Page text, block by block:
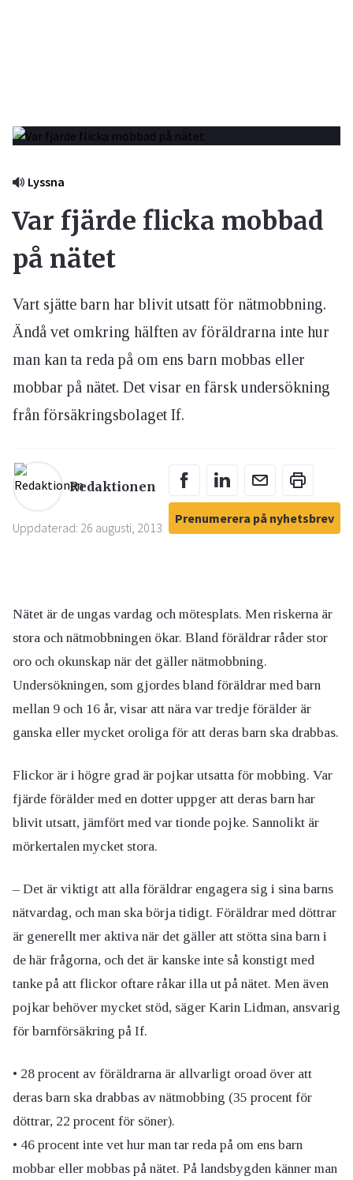
Lyssna
Var fjärde flicka mobbad
på nätet
Vart sjätte barn har blivit utsatt för nätmobbning.
Ändå vet omkring hälften av föräldrarna inte hur
man kan ta reda på om ens barn mobbas eller
mobbar på nätet. Det visar en färsk undersökning
från försäkringsbolaget If.
Redaktionen
Uppdaterad: 26 augusti, 2013
Prenumerera på nyhetsbrev
Nätet är de ungas vardag och mötesplats. Men riskerna är
stora och nätmobbningen ökar. Bland föräldrar råder stor
oro och okunskap när det gäller nätmobbning.
Undersökningen, som gjordes bland föräldrar med barn
mellan 9 och 16 år, visar att nära var tredje förälder är
ganska eller mycket oroliga för att deras barn ska drabbas.
Flickor är i högre grad är pojkar utsatta för mobbing. Var
fjärde förälder med en dotter uppger att deras barn har
blivit utsatt, jämfört med var tionde pojke. Sannolikt är
mörkertalen mycket stora.
– Det är viktigt att alla föräldrar engagera sig i sina barns
nätvardag, och man ska börja tidigt. Föräldrar med döttrar
är generellt mer aktiva när det gäller att stötta sina barn i
de här frågorna, och det är kanske inte så konstigt med
tanke på att flickor oftare råkar illa ut på nätet. Men även
pojkar behöver mycket stöd, säger Karin Lidman, ansvarig
för barnförsäkring på If.
• 28 procent av föräldrarna är allvarligt oroad över att
deras barn ska drabbas av nätmobbing (35 procent för
döttrar, 22 procent för söner).
• 46 procent inte vet hur man tar reda på om ens barn
mobbar eller mobbas på nätet. På landsbygden känner man